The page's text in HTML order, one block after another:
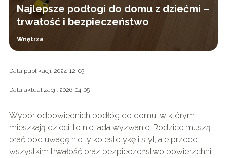
Najlepsze podłogi do domu z dziećmi –
trwałość i bezpieczeństwo
Wnętrza
Data publikacji: 2024-12-05
Data aktualizacji: 2026-04-05
Wybór odpowiednich podłóg do domu, w którym
mieszkają dzieci, to nie lada wyzwanie. Rodzice muszą
brać pod uwagę nie tylko estetykę i styl, ale przede
wszystkim trwałość oraz bezpieczeństwo powierzchni,